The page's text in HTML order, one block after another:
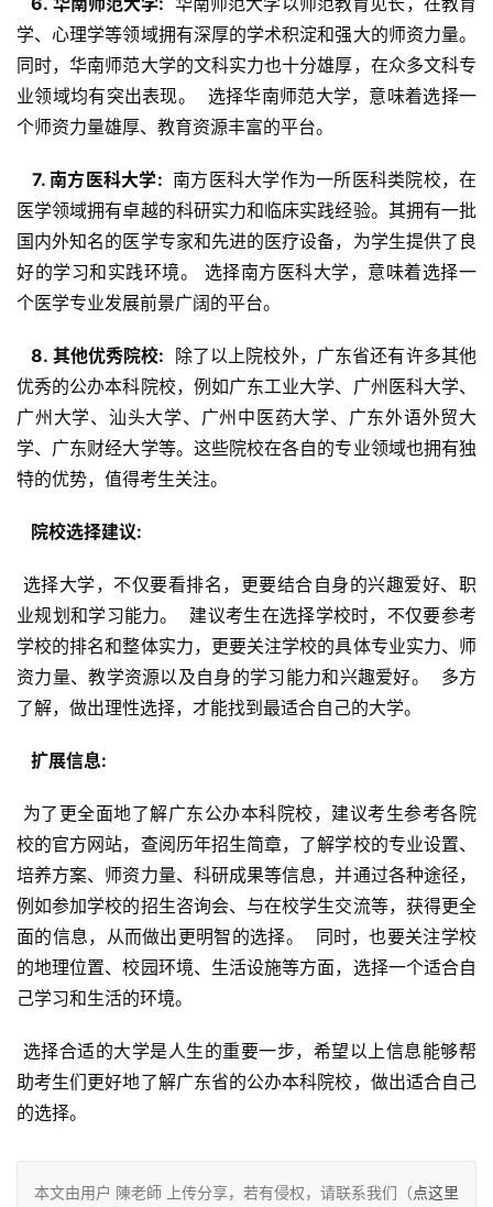
学、心理学等领域拥有深厚的学术积淀和强大的师资力量。
同时，华南师范大学的文科实力也十分雄厚，在众多文科专
业领域均有突出表现。  选择华南师范大学，意味着选择一
个师资力量雄厚、教育资源丰富的平台。
  7. 南方医科大学:
南方医科大学作为一所医科类院校，在
医学领域拥有卓越的科研实力和临床实践经验。其拥有一批
国内外知名的医学专家和先进的医疗设备，为学生提供了良
好的学习和实践环境。 选择南方医科大学，意味着选择一
个医学专业发展前景广阔的平台。
  8. 其他优秀院校:
除了以上院校外，广东省还有许多其他
优秀的公办本科院校，例如广东工业大学、广州医科大学、
广州大学、汕头大学、广州中医药大学、广东外语外贸大
学、广东财经大学等。这些院校在各自的专业领域也拥有独
特的优势，值得考生关注。
  院校选择建议:
业规划和学习能力。  建议考生在选择学校时，不仅要参考
学校的排名和整体实力，更要关注学校的具体专业实力、师
资力量、教学资源以及自身的学习能力和兴趣爱好。  多方
了解，做出理性选择，才能找到最适合自己的大学。
  扩展信息:
校的官方网站，查阅历年招生简章，了解学校的专业设置、
培养方案、师资力量、科研成果等信息，并通过各种途径，
例如参加学校的招生咨询会、与在校学生交流等，获得更全
面的信息，从而做出更明智的选择。  同时，也要关注学校
的地理位置、校园环境、生活设施等方面，选择一个适合自
己学习和生活的环境。
助考生们更好地了解广东省的公办本科院校，做出适合自己
的选择。
本文由用户 陳老師 上传分享，若有侵权，请联系我们（点这里